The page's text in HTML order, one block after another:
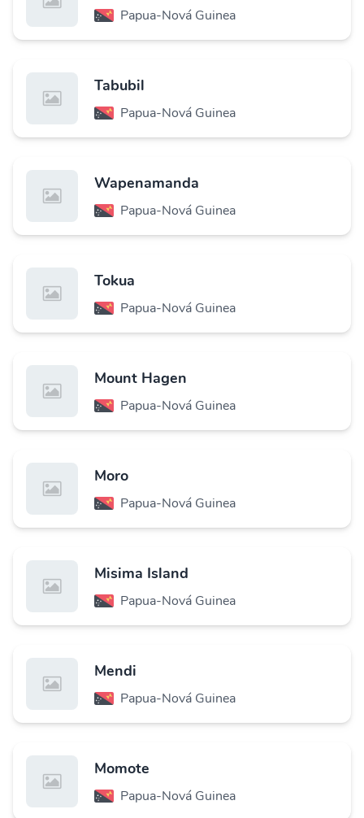
Papua-Nová Guinea
Tabubil
Papua-Nová Guinea
Wapenamanda
Papua-Nová Guinea
Tokua
Papua-Nová Guinea
Mount Hagen
Papua-Nová Guinea
Moro
Papua-Nová Guinea
Misima Island
Papua-Nová Guinea
Mendi
Papua-Nová Guinea
Momote
Papua-Nová Guinea